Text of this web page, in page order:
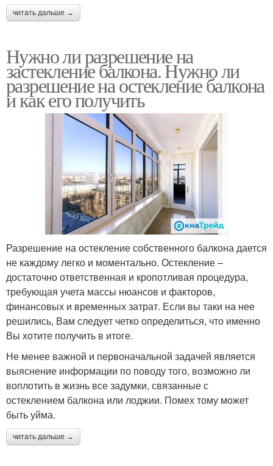
читать дальше →
Нужно ли разрешение на
застекление балкона. Нужно ли
разрешение на остекление балкона
и как его получить
Разрешение на остекление собственного балкона дается
не каждому легко и моментально. Остекление –
достаточно ответственная и кропотливая процедура,
требующая учета массы нюансов и факторов,
финансовых и временных затрат. Если вы таки на нее
решились, Вам следует четко определиться, что именно
Вы хотите получить в итоге.
Не менее важной и первоначальной задачей является
выяснение информации по поводу того, возможно ли
воплотить в жизнь все задумки, связанные с
остеклением балкона или лоджии. Помех тому может
быть уйма.
читать дальше →